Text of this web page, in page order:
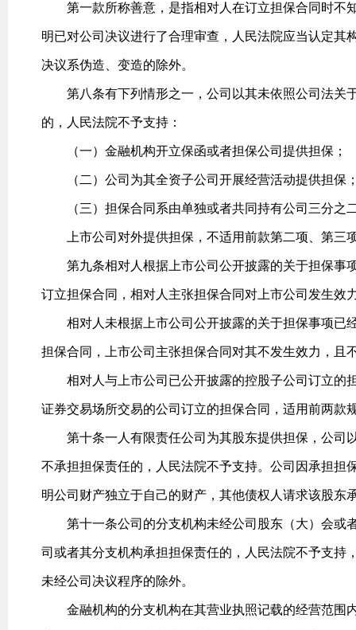
第一款所称善意，是指相对人在订立担保合同时不
明已对公司决议进行了合理审查，人民法院应当认定
决议系伪造、变造的除外。
第八条有下列情形之一，公司以其未依照公司法关
的，人民法院不予支持：
（一）金融机构开立保函或者担保公司提供担保；
（二）公司为其全资子公司开展经营活动提供担保
（三）担保合同系由单独或者共同持有公司三分之
上市公司对外提供担保，不适用前款第二项、第三
第九条相对人根据上市公司公开披露的关于担保事
订立担保合同，相对人主张担保合同对上市公司发生效
相对人未根据上市公司公开披露的关于担保事项已
担保合同，上市公司主张担保合同对其不发生效力，且
相对人与上市公司已公开披露的控股子公司订立的
证券交易场所交易的公司订立的担保合同，适用前两款
第十条一人有限责任公司为其股东提供担保，公司
不承担担保责任的，人民法院不予支持。公司因承担担
明公司财产独立于自己的财产，其他债权人请求该股东
第十一条公司的分支机构未经公司股东（大）会或
司或者其分支机构承担担保责任的，人民法院不予支持
未经公司决议程序的除外。
金融机构的分支机构在其营业执照记载的经营范围